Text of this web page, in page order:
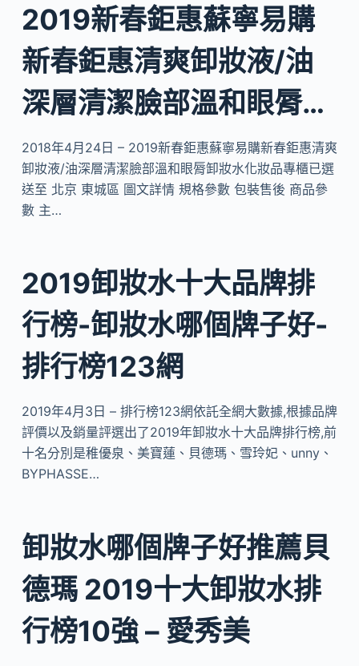
2019新春鉅惠蘇寧易購
新春鉅惠清爽卸妝液/油
深層清潔臉部溫和眼脣…
2018年4月24日 – 2019新春鉅惠蘇寧易購新春鉅惠清爽
卸妝液/油深層清潔臉部溫和眼脣卸妝水化妝品專櫃已選
送至 北京 東城區 圖文詳情 規格參數 包裝售後 商品參
數 主…
2019卸妝水十大品牌排
行榜-卸妝水哪個牌子好-
排行榜123網
2019年4月3日 – 排行榜123網依託全網大數據,根據品牌
評價以及銷量評選出了2019年卸妝水十大品牌排行榜,前
十名分別是稚優泉、美寶蓮、貝德瑪、雪玲妃、unny、
BYPHASSE…
卸妝水哪個牌子好推薦貝
德瑪 2019十大卸妝水排
行榜10強 – 愛秀美